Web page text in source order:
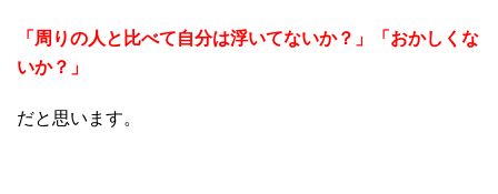
「周りの人と比べて自分は浮いてないか？」「おかしくな
いか？」
だと思います。